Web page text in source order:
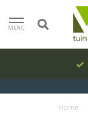
MENU
Home